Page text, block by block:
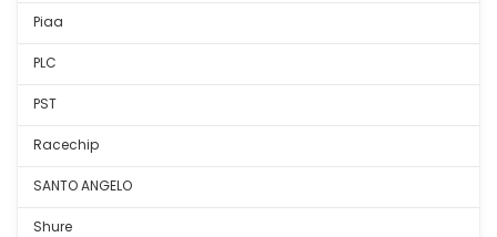
Piaa
PLC
PST
Racechip
SANTO ANGELO
Shure